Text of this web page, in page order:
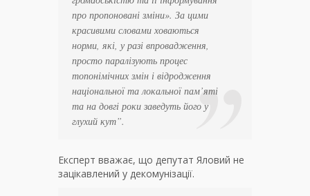
про пропоновані зміни». За цими
красивими словами ховаються
норми, які, у разі впровадження,
просто паралізують процес
топонімічних змін і відродження
національної та локальної пам’яті
та на довгі роки заведуть його у
глухий кут”.
Експерт вважає, що депутат Яловий не
зацікавлений у декомунізації.